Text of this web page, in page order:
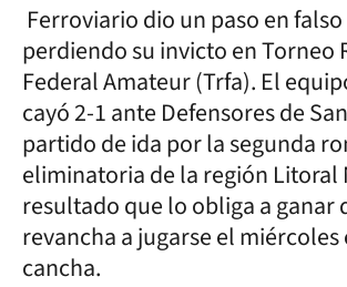
Ferroviario dio un paso en
perdiendo su invicto en Torneo
Federal Amateur (Trfa). El
cayó 2-1 ante Defensores de
partido de ida por la segunda
eliminatoria de la región Litoral
resultado que lo obliga a ganar
revancha a jugarse el miércoles
cancha.